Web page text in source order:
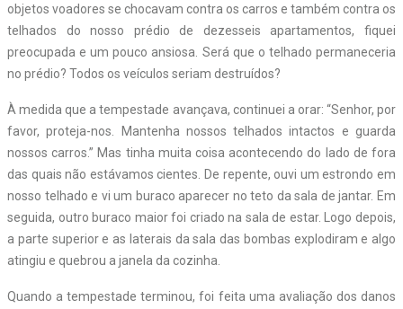
objetos voadores se chocavam contra os carros e também contra os
telhados do nosso prédio de dezesseis apartamentos, fiquei
preocupada e um pouco ansiosa. Será que o telhado permaneceria
no prédio? Todos os veículos seriam destruídos?
À medida que a tempestade avançava, continuei a orar: “Senhor, por
favor, proteja-nos. Mantenha nossos telhados intactos e guarda
nossos carros.” Mas tinha muita coisa acontecendo do lado de fora
das quais não estávamos cientes. De repente, ouvi um estrondo em
nosso telhado e vi um buraco aparecer no teto da sala de jantar. Em
seguida, outro buraco maior foi criado na sala de estar. Logo depois,
a parte superior e as laterais da sala das bombas explodiram e algo
atingiu e quebrou a janela da cozinha.
Quando a tempestade terminou, foi feita uma avaliação dos danos